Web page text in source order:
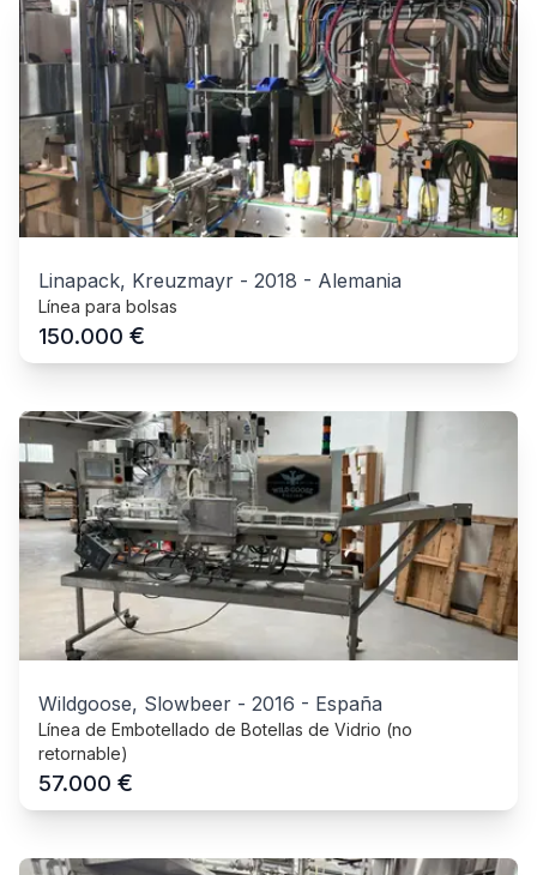
Linapack, Kreuzmayr - 2018 - Alemania
Línea para bolsas
150.000 €
Wildgoose, Slowbeer - 2016 - España
Línea de Embotellado de Botellas de Vidrio (no
retornable)
57.000 €